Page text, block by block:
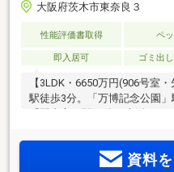
大阪府茨木市東奈良３
性能評価書取得 ペ
即入居可
ゴミ出
【3LDK・6650万円(906号室
駅徒歩3分。「万博記念公園」
圏にスーパー、コンビニ、総
資料